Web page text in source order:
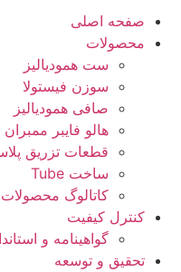
صفحه اصلی
محصولات
ست همودیالیز
سوزن فیستولا
صافی همودیالیز
هالو فایبر ممبران
قطعات تزريق
ساخت Tube
کاتالوگ محصولات
کنترل کیفیت
گواهينامه و
تحقيق و توسعه